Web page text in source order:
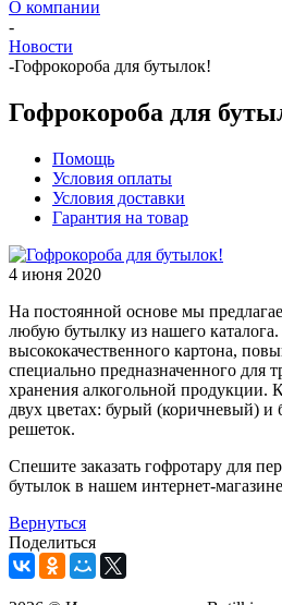
О компании
-
Новости
-Гофрокороба для бутылок!
Гофрокороба для
Помощь
Условия оплаты
Условия доставки
Гарантия на товар
4 июня 2020
На постоянной основе мы
любую бутылку из нашего
высококачественного картона,
специально предназначенного для
хранения алкогольной продукции.
двух цветах: бурый (коричневый) и
решеток.
Спешите заказать гофротару для
бутылок в нашем интернет-
Вернуться
Поделиться